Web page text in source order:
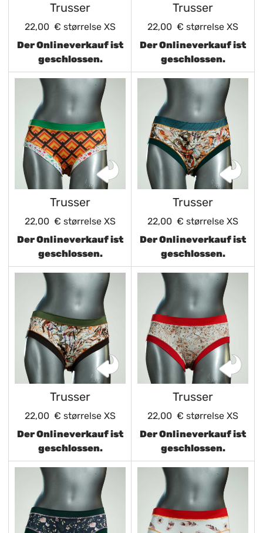
Trusser
22,00 € størrelse XS
Der Onlineverkauf ist
geschlossen.
Trusser
22,00 € størrelse XS
Der Onlineverkauf ist
geschlossen.
Trusser
22,00 € størrelse XS
Der Onlineverkauf ist
geschlossen.
Trusser
22,00 € størrelse XS
Der Onlineverkauf ist
geschlossen.
Trusser
22,00 € størrelse XS
Der Onlineverkauf ist
geschlossen.
Trusser
22,00 € størrelse XS
Der Onlineverkauf ist
geschlossen.